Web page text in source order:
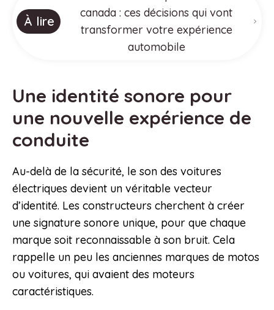
À lire
canada : ces décisions qui vont
transformer votre expérience
automobile
Une identité sonore pour
une nouvelle expérience de
conduite
Au-delà de la sécurité, le son des voitures
électriques devient un véritable vecteur
d’identité. Les constructeurs cherchent à créer
une signature sonore unique, pour que chaque
marque soit reconnaissable à son bruit. Cela
rappelle un peu les anciennes marques de motos
ou voitures, qui avaient des moteurs
caractéristiques.